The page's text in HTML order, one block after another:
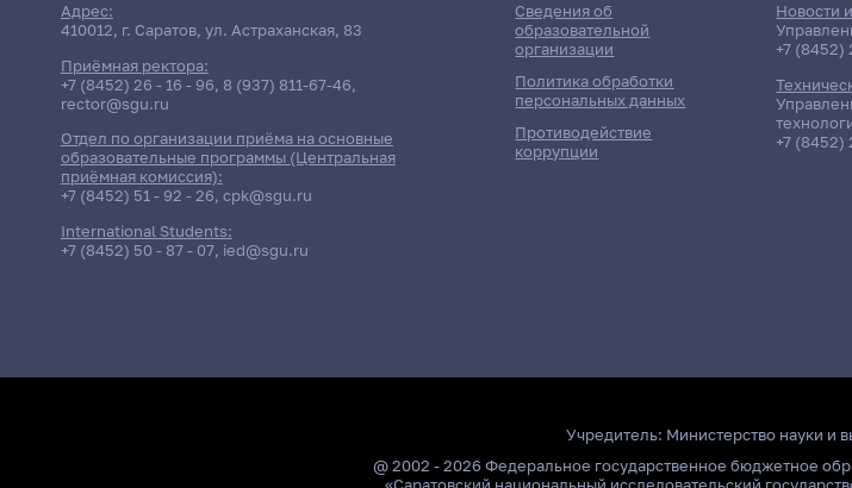
Адрес:
410012, г. Саратов, ул. Астраханская, 83
Приёмная ректора:
+7 (8452) 26 - 16 - 96, 8 (937) 811-67-46,
rector@sgu.ru
Отдел по организации приёма на основные
образовательные программы (Центральная
приёмная комиссия):
+7 (8452) 51 - 92 - 26, cpk@sgu.ru
International Students:
+7 (8452) 50 - 87 - 07, ied@sgu.ru
Сведения об
образовательной
организации
Политика обработки
персональных данных
Противодействие
коррупции
Новости
+7 (8452)
+7 (8452)
Учредитель: Министерство науки и
@ 2002 - 2026 Федеральное государственное бюджетное